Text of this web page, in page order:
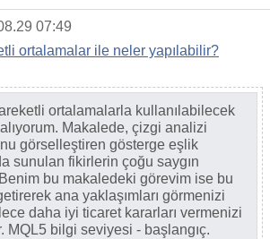
07:49
ortalamalar ile neler yapılabilir?
ortalamalarla kullanılabilecek
Makalede, çizgi analizi
görselleştiren gösterge eşlik
sunulan fikirlerin çoğu saygın
bu makaledeki görevim ise bu
ana yaklaşımları görmenizi
daha iyi ticaret kararları vermenizi
MQL5 bilgi seviyesi - başlangıç.